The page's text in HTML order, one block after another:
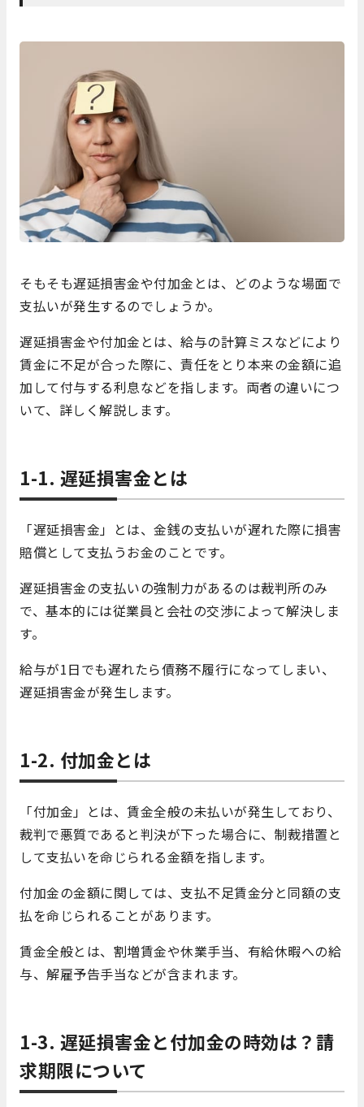
そもそも遅延損害金や付加金とは、どのような場面で
支払いが発生するのでしょうか。
遅延損害金や付加金とは、給与の計算ミスなどにより
賃金に不足が合った際に、責任をとり本来の金額に追
加して付与する利息などを指します。両者の違いにつ
いて、詳しく解説します。
1-1. 遅延損害金とは
「遅延損害金」とは、金銭の支払いが遅れた際に損害
賠償として支払うお金のことです。
遅延損害金の支払いの強制力があるのは裁判所のみ
で、基本的には従業員と会社の交渉によって解決しま
す。
給与が1日でも遅れたら債務不履行になってしまい、
遅延損害金が発生します。
1-2. 付加金とは
「付加金」とは、賃金全般の未払いが発生しており、
裁判で悪質であると判決が下った場合に、制裁措置と
して支払いを命じられる金額を指します。
付加金の金額に関しては、支払不足賃金分と同額の支
払を命じられることがあります。
賃金全般とは、割増賃金や休業手当、有給休暇への給
与、解雇予告手当などが含まれます。
1-3. 遅延損害金と付加金の時効は？請
求期限について